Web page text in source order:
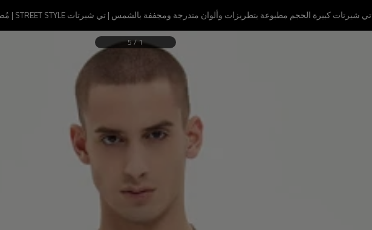
تي شيرتات كبيرة الحجم مطبوعة بتطريزات وألوان متدرجة ومجففة بالشمس | تي شيرتات STREET STYLE | مُصنِّع تي شيرتات STREETWEAR
1
/
5